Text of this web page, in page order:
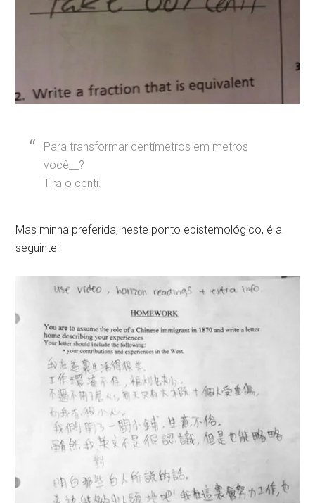
Para transformar centímetros em metros
você__?
Tira o centi.
Mas minha preferida, neste ponto epistemológico, é a
seguinte: